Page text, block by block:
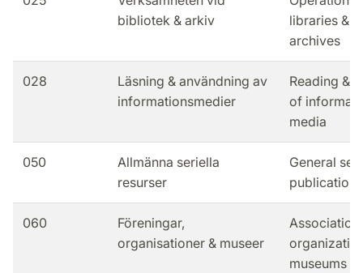
bibliotek & arkiv
libraries &
archives
028
Läsning & användning av
informationsmedier
Reading &
of
media
050
Allmänna seriella
resurser
General
publications
060
Föreningar,
organisationer & museer
museums